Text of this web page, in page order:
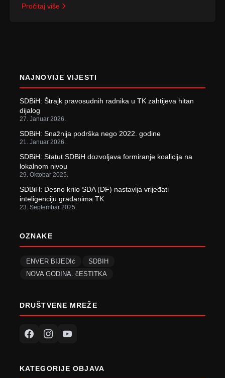
Pročitaj više
NAJNOVIJE VIJESTI
SDBiH: Štrajk pravosudnih radnika u TK zahtijeva hitan
dijalog
27. Januar 2026.
SDBiH: Snažnija podrška nego 2022. godine
21. Januar 2026.
SDBiH: Statut SDBiH dozvoljava formiranje koalicija na
lokalnom nivou
29. Oktobar 2025.
SDBiH: Desno krilo SDA (DF) nastavlja vrijeđati
inteligenciju građanima TK
23. Septembar 2025.
OZNAKE
ENVER BIJEDIć
SDBIH
NOVA GODINA. čESTITKA
DRUŠTVENE MREŽE
KATEGORIJE OBJAVA